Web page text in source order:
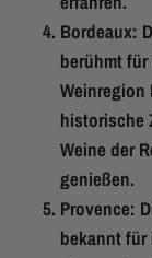
Bordeaux:
berühmt für
Weinregion
historische
Weine der
genießen.
Provence:
bekannt für